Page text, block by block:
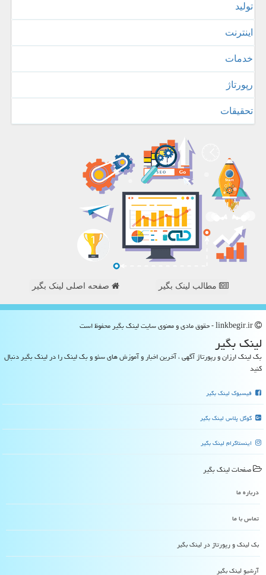
تولید
اینترنت
خدمات
رپورتاژ
تحقیقات
مطالب لینک بگیر صفحه اصلی لینک بگیر
لینك بگیر
بک لینک ارزان و رپورتاژ آگهی ، آخرین اخبار و آموزش های سئو و بک لینک را در لینک بگیر دنبال
کنید
فیسبوک لینک بگیر
گوگل پلاس لینک بگیر
اینستاگرام لینک بگیر
صفحات لینك بگیر
درباره ما
تماس با ما
بک لینک و رپورتاژ در لینك بگیر
آرشیو لینك بگیر